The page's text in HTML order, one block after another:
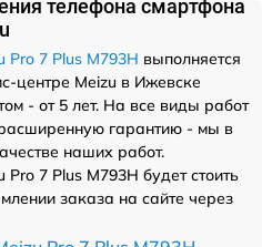
телефона смартфона
Pro 7 Plus M793H выполняется
центре Meizu в Ижевске
- от 5 лет. На все виды работ
гарантию - мы в
наших работ.
7 Plus M793H будет стоить
заказа на сайте через